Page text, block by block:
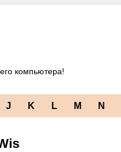
компьютера!
J K L M N